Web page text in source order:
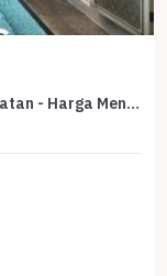
Rumah Area Luxury Kemang, Jakarta Selatan - Harga Menarik 11,5 Miliar